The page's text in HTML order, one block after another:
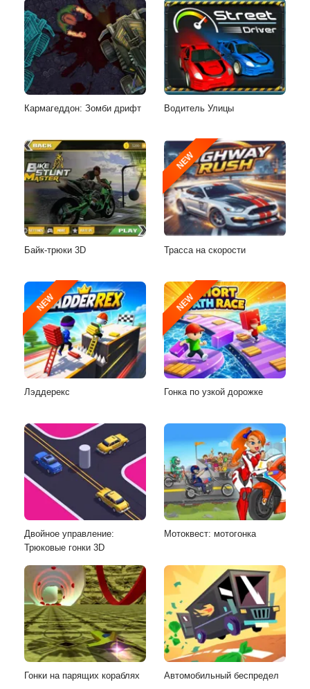
Кармагеддон: Зомби дрифт Водитель Улицы
Байк-трюки 3D
NEW
Трасса на скорости
NEW
Лэддерекс
NEW
Гонка по узкой дорожке
Двойное управление:
Трюковые гонки 3D
Мотоквест: мотогонка
Гонки на парящих кораблях Автомобильный беспредел